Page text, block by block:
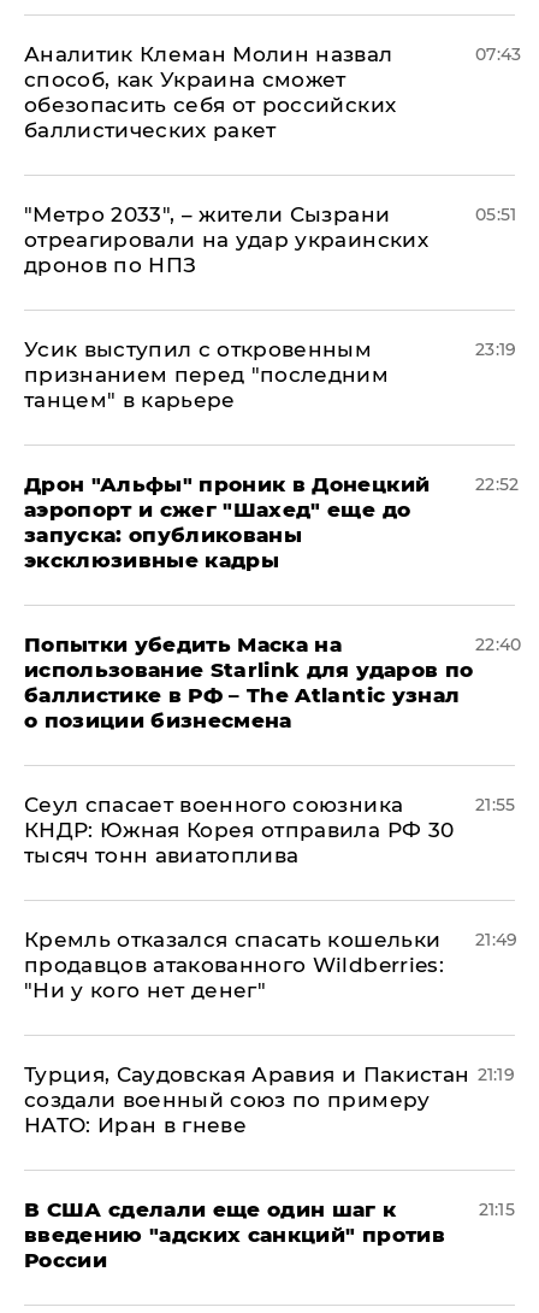
Аналитик Клеман Молин назвал
способ, как Украина сможет
обезопасить себя от российских
баллистических ракет
07:43
"Метро 2033", – жители Сызрани
отреагировали на удар украинских
дронов по НПЗ
05:51
Усик выступил с откровенным
признанием перед "последним
танцем" в карьере
23:19
Дрон "Альфы" проник в Донецкий
аэропорт и сжег "Шахед" еще до
запуска: опубликованы
эксклюзивные кадры
22:52
Попытки убедить Маска на
использование Starlink для ударов по
баллистике в РФ – The Atlantic узнал
о позиции бизнесмена
22:40
​Сеул спасает военного союзника
КНДР: Южная Корея отправила РФ 30
тысяч тонн авиатоплива
21:55
Кремль отказался спасать кошельки
продавцов атакованного Wildberries:
"Ни у кого нет денег"
21:49
Турция, Саудовская Аравия и Пакистан
создали военный союз по примеру
НАТО: Иран в гневе
21:19
В США сделали еще один шаг к
введению "адских санкций" против
России
21:15